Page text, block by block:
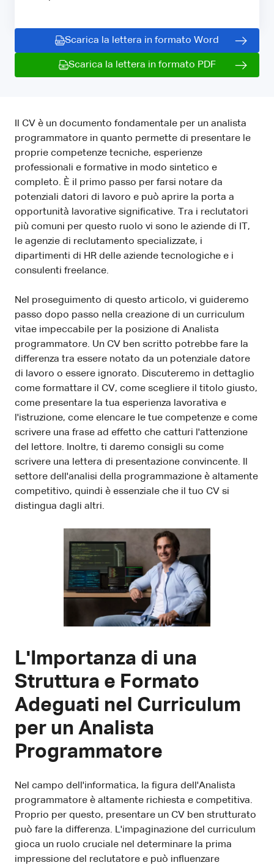
Scarica la lettera in formato Word
Scarica la lettera in formato PDF
Il CV è un documento fondamentale per un analista
programmatore in quanto permette di presentare le
proprie competenze tecniche, esperienze
professionali e formative in modo sintetico e
completo. È il primo passo per farsi notare da
potenziali datori di lavoro e può aprire la porta a
opportunità lavorative significative. Tra i reclutatori
più comuni per questo ruolo vi sono le aziende di IT,
le agenzie di reclutamento specializzate, i
dipartimenti di HR delle aziende tecnologiche e i
consulenti freelance.
Nel proseguimento di questo articolo, vi guideremo
passo dopo passo nella creazione di un curriculum
vitae impeccabile per la posizione di Analista
programmatore. Un CV ben scritto potrebbe fare la
differenza tra essere notato da un potenziale datore
di lavoro o essere ignorato. Discuteremo in dettaglio
come formattare il CV, come scegliere il titolo giusto,
come presentare la tua esperienza lavorativa e
l'istruzione, come elencare le tue competenze e come
scrivere una frase ad effetto che catturi l'attenzione
del lettore. Inoltre, ti daremo consigli su come
scrivere una lettera di presentazione convincente. Il
settore dell'analisi della programmazione è altamente
competitivo, quindi è essenziale che il tuo CV si
distingua dagli altri.
L'Importanza di una
Struttura e Formato
Adeguati nel Curriculum
per un Analista
Programmatore
Nel campo dell'informatica, la figura dell'Analista
programmatore è altamente richiesta e competitiva.
Proprio per questo, presentare un CV ben strutturato
può fare la differenza. L'impaginazione del curriculum
gioca un ruolo cruciale nel determinare la prima
impressione del reclutatore e può influenzare